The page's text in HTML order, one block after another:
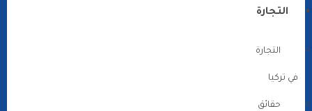
التجارة
التجارة
في تركيا
حقائق